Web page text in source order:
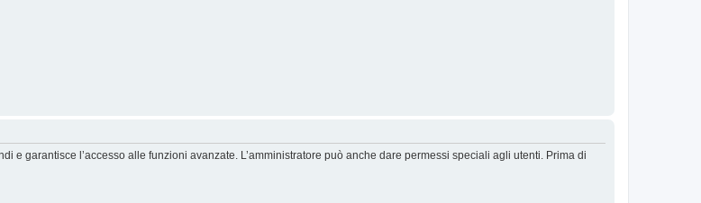
e garantisce l’accesso alle funzioni avanzate. L’amministratore può anche dare permessi speciali agli utenti. Prima di